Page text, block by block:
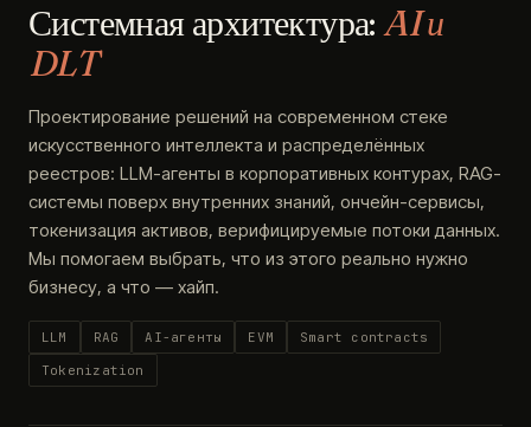
Системная архитектура:AI и
DLT
Проектирование решений на современном стеке
искусственного интеллекта и распределённых
реестров: LLM-агенты в корпоративных контурах, RAG-
системы поверх внутренних знаний, ончейн-сервисы,
токенизация активов, верифицируемые потоки данных.
Мы помогаем выбрать, что из этого реально нужно
бизнесу, а что — хайп.
LLM RAG AI-агенты EVM
Smart contracts
Tokenization